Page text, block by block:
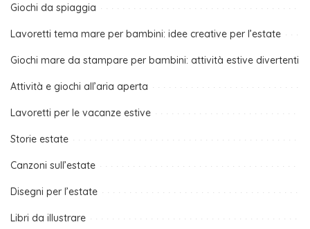
Giochi da spiaggia
Lavoretti tema mare per bambini: idee creative per l’estate
Giochi mare da stampare per bambini: attività estive divertenti
Attività e giochi all’aria aperta
Lavoretti per le vacanze estive
Storie estate
Canzoni sull’estate
Disegni per l’estate
Libri da illustrare